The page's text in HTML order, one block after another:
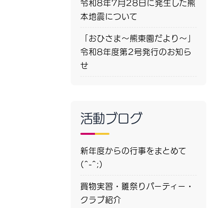
令和8年7月28日に発生した熊
本地震について
「おひさま～熊東園だより～」
令和8年度第2号発行のお知ら
せ
活動ブログ
新年度からの行事をまとめて
(^-^;)
買物実習・雛祭りパーティー・
クラブ紹介